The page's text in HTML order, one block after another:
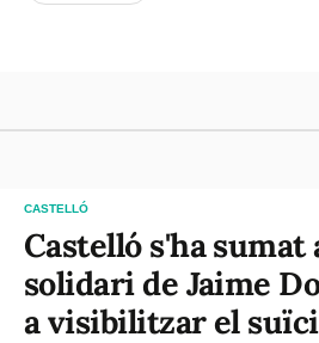
CASTELLÓ
Castelló s'ha sumat
solidari de Jaime
a visibilitzar el